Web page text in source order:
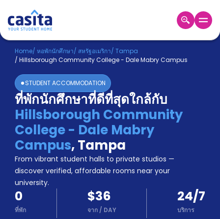
Home TH USD
เข้าสู่
ระบบ
Booking
Accommodation
About
us
Blog
Refer
And
Earn
Become
A
Partner
Help
and
Phone
Home/ หอพักนักศึกษา/ สหรัฐอเมริกา/ Tampa
/ Hillsborough Community College - Dale Mabry Campus
STUDENT ACCOMMODATION
ที่พักนักศึกษาที่ดีที่สุดใกล้กับ
Hillsborough Community
College - Dale Mabry
Campus,Tampa
From vibrant student halls to private studios —
discover verified, affordable rooms near your
university.
0
ที่พัก
$36
จาก/ DAY
24/7
บริการ